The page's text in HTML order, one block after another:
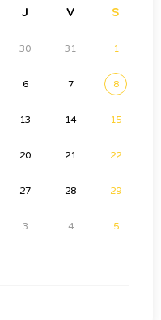
J V S
30 31 1
6 7 8
13 14 15
20 21 22
27 28 29
3 4 5